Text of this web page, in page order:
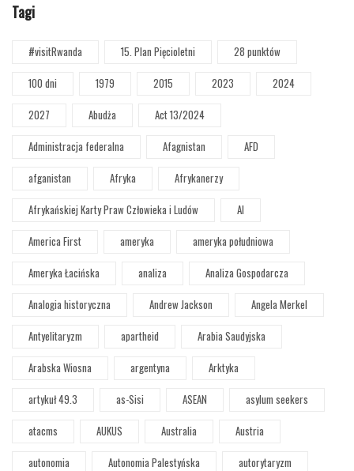
Tagi
#visitRwanda 15. Plan Pięcioletni
28 punktów
100 dni
1979 2015 2023
2024
2027
Abudża
Act 13/2024
Administracja federalna
Afagnistan
AFD
afganistan
Afryka
Afrykanerzy
Afrykańskiej Karty Praw Człowieka i Ludów
AI
America First
ameryka
ameryka południowa
Ameryka Łacińska
analiza
Analiza Gospodarcza
Analogia historyczna
Andrew Jackson
Angela Merkel
Antyelitaryzm
apartheid
Arabia Saudyjska
Arabska Wiosna
argentyna
Arktyka
artykuł 49.3
as-Sisi ASEAN
asylum seekers
atacms
AUKUS Australia
Austria
autonomia
Autonomia Palestyńska
autorytaryzm